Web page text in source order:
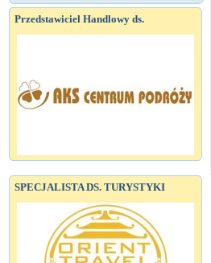
Przedstawiciel Handlowy ds.
SPECJALISTA DS. TURYSTYKI